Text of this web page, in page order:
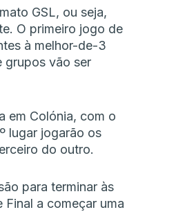
GSL, ou seja,
O primeiro jogo de
à melhor-de-3
grupos vão ser
em Colónia, com o
lugar jogarão os
do outro.
para terminar às
a começar uma